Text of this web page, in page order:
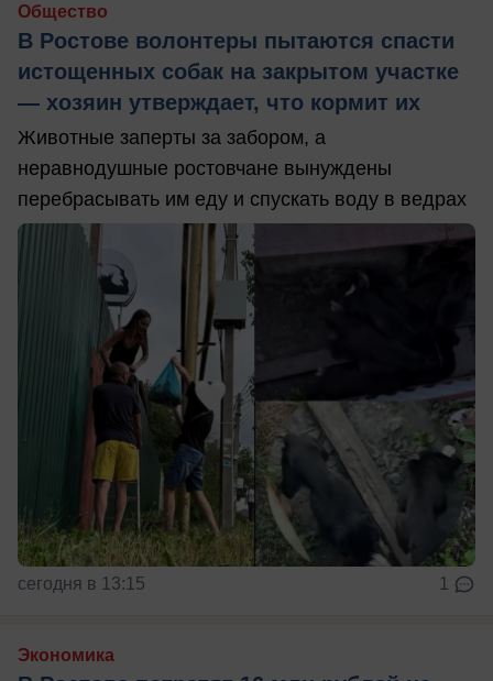
Общество
В Ростове волонтеры пытаются спасти
истощенных собак на закрытом участке
— хозяин утверждает, что кормит их
Животные заперты за забором, а
неравнодушные ростовчане вынуждены
перебрасывать им еду и спускать воду в ведрах
сегодня в 13:15 1
Экономика